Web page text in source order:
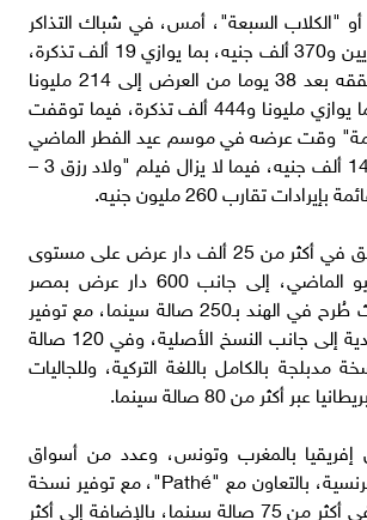
"الكلاب السبعة"، أمس، في شباك التذاكر
إيرادات بلغت 3 ملايين و370 ألف جنيه، بما يوازي 19 ألف تذكرة،
ليصل إجمالي ما حققه بعد 38 يوما من العرض إلى 214 مليونا
و413 ألف جنيه، بما يوازي مليونا و444 ألف تذكرة، فيما توقفت
وقت عرضه في موسم عيد الفطر الماضي
عند 214 مليونا و147 ألف جنيه، فيما لا يزال فيلم "ولاد رزق 3 –
تقارب 260 مليون جنيه.
وكان الفيلم قد أُطلق في أكثر من 25 ألف دار عرض على مستوى
العالم يوم 25 يونيو الماضي، إلى جانب 600 دار عرض بمصر
والعالم العربي، حيث طُرح في الهند بـ250 صالة سينما، مع توفير
نسخة مدبلجة بالهندية إلى جانب النسخ الأصلية، وفي 120 صالة
مدبلجة بالكامل باللغة التركية، وللجاليات
أكثر من 80 صالة سينما.
بالمغرب وتونس، وعدد من أسواق
إفريقيا الناطقة بالفرنسية، بالتعاون مع "Pathé"، مع توفير نسخة
مدبلجة بالفرنسية في أكثر من 75 صالة سينما، بالإضافة إلى أكثر